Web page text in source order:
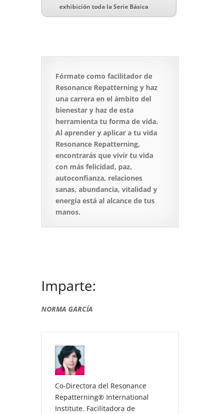
exhibición toda la Serie Básica
Fórmate como facilitador de
Resonance Repatterning y haz
una carrera en el ámbito del
bienestar y haz de esta
herramienta tu forma de vida.
Al aprender y aplicar a tu vida
Resonance Repatterning,
encontrarás que vivir tu vida
con más felicidad, paz,
autoconfianza, relaciones
sanas, abundancia, vitalidad y
energía está al alcance de tus
manos.
Imparte:
NORMA GARCÍA
Co-Directora del Resonance
Repatterning® International
Institute. Facilitadora de